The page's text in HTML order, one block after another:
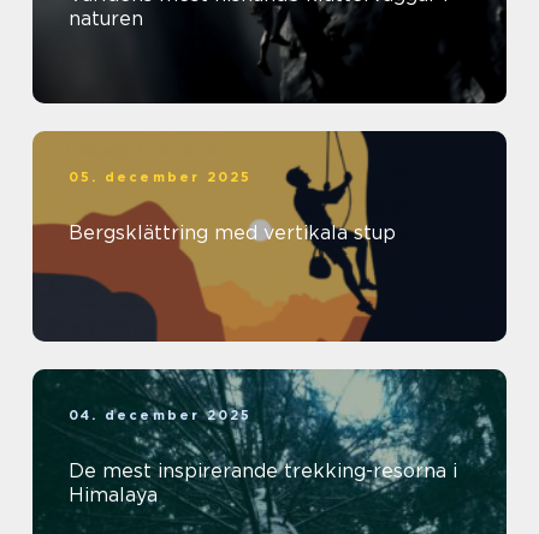
naturen
05. december 2025
Bergsklättring med vertikala stup
04. december 2025
De mest inspirerande trekking-resorna i
Himalaya